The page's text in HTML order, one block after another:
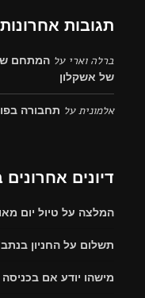
תגובות
ברלה וארי על המתחם
של אשקלון
אלמוניתעל תחבורה
דיונים אחרונים
המלצה על טיול יום
תשלום על החניון
מישהו יודע אם בכניסה